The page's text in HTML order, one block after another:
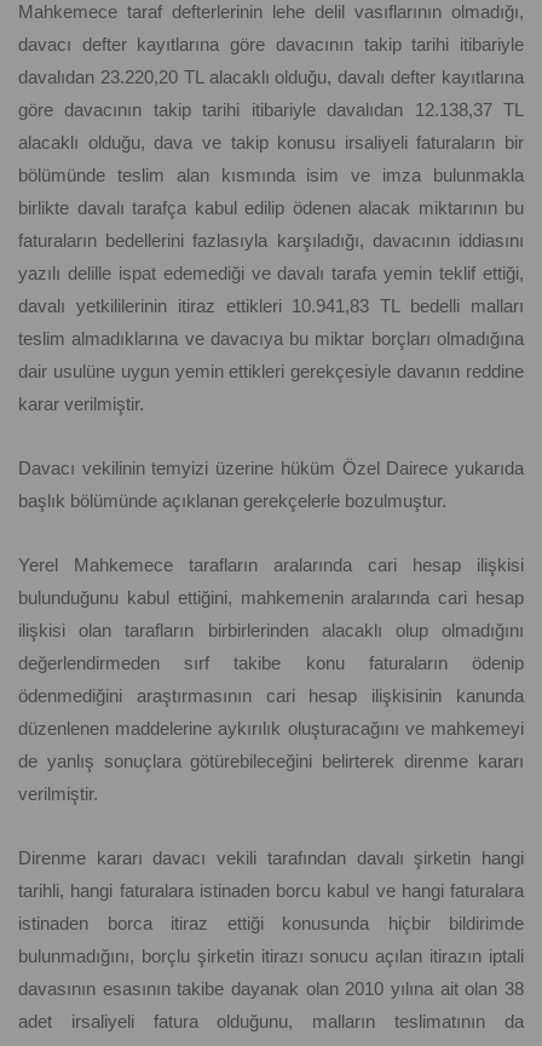
Mahkemece taraf defterlerinin lehe delil vasıflarının olmadığı,
davacı defter kayıtlarına göre davacının takip tarihi itibariyle
davalıdan 23.220,20 TL alacaklı olduğu, davalı defter kayıtlarına
göre davacının takip tarihi itibariyle davalıdan 12.138,37 TL
alacaklı olduğu, dava ve takip konusu irsaliyeli faturaların bir
bölümünde teslim alan kısmında isim ve imza bulunmakla
birlikte davalı tarafça kabul edilip ödenen alacak miktarının bu
faturaların bedellerini fazlasıyla karşıladığı, davacının iddiasını
yazılı delille ispat edemediği ve davalı tarafa yemin teklif ettiği,
davalı yetkililerinin itiraz ettikleri 10.941,83 TL bedelli malları
teslim almadıklarına ve davacıya bu miktar borçları olmadığına
dair usulüne uygun yemin ettikleri gerekçesiyle davanın reddine
karar verilmiştir.
Davacı vekilinin temyizi üzerine hüküm Özel Dairece yukarıda
başlık bölümünde açıklanan gerekçelerle bozulmuştur.
Yerel Mahkemece tarafların aralarında cari hesap ilişkisi
bulunduğunu kabul ettiğini, mahkemenin aralarında cari hesap
ilişkisi olan tarafların birbirlerinden alacaklı olup olmadığını
değerlendirmeden sırf takibe konu faturaların ödenip
ödenmediğini araştırmasının cari hesap ilişkisinin kanunda
düzenlenen maddelerine aykırılık oluşturacağını ve mahkemeyi
de yanlış sonuçlara götürebileceğini belirterek direnme kararı
verilmiştir.
Direnme kararı davacı vekili tarafından davalı şirketin hangi
tarihli, hangi faturalara istinaden borcu kabul ve hangi faturalara
istinaden borca itiraz ettiği konusunda hiçbir bildirimde
bulunmadığını, borçlu şirketin itirazı sonucu açılan itirazın iptali
davasının esasının takibe dayanak olan 2010 yılına ait olan 38
adet irsaliyeli fatura olduğunu, malların teslimatının da